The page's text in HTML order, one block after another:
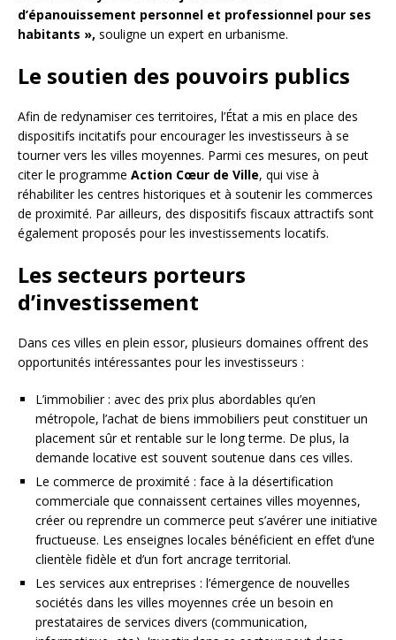
d’épanouissement personnel et professionnel pour ses
habitants », souligne un expert en urbanisme.
Le soutien des pouvoirs publics
Afin de redynamiser ces territoires, l’État a mis en place des
dispositifs incitatifs pour encourager les investisseurs à se
tourner vers les villes moyennes. Parmi ces mesures, on peut
citer le programme Action Cœur de Ville, qui vise à
réhabiliter les centres historiques et à soutenir les commerces
de proximité. Par ailleurs, des dispositifs fiscaux attractifs sont
également proposés pour les investissements locatifs.
Les secteurs porteurs
d’investissement
Dans ces villes en plein essor, plusieurs domaines offrent des
opportunités intéressantes pour les investisseurs :
L’immobilier : avec des prix plus abordables qu’en
métropole, l’achat de biens immobiliers peut constituer un
placement sûr et rentable sur le long terme. De plus, la
demande locative est souvent soutenue dans ces villes.
Le commerce de proximité : face à la désertification
commerciale que connaissent certaines villes moyennes,
créer ou reprendre un commerce peut s’avérer une initiative
fructueuse. Les enseignes locales bénéficient en effet d’une
clientèle fidèle et d’un fort ancrage territorial.
Les services aux entreprises : l’émergence de nouvelles
sociétés dans les villes moyennes crée un besoin en
prestataires de services divers (communication,